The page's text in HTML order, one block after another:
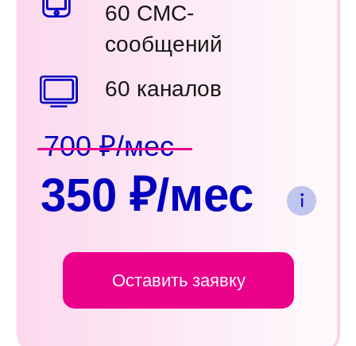
Оставить заявку
700 ₽/мес
350 ₽/мес
60 СМС-
сообщений
60 каналов